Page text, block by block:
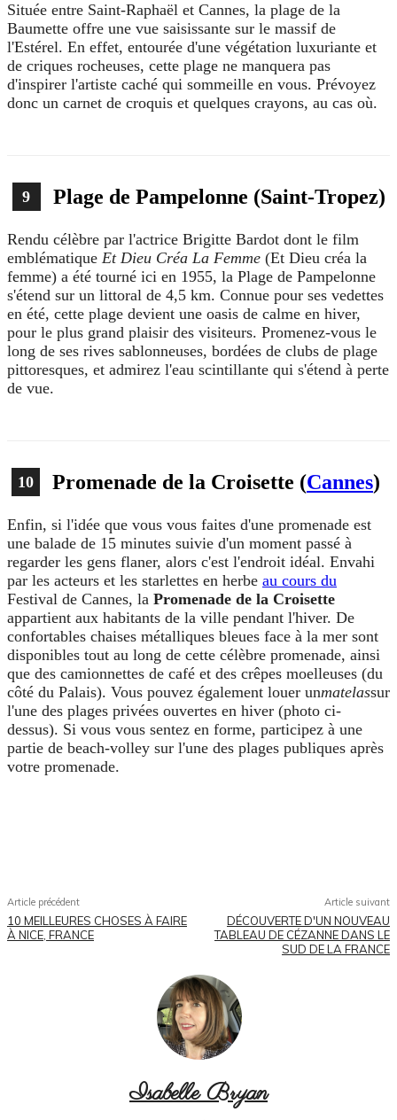
Située entre Saint-Raphaël et Cannes, la plage de la
Baumette offre une vue saisissante sur le massif de
l'Estérel. En effet, entourée d'une végétation luxuriante et
de criques rocheuses, cette plage ne manquera pas
d'inspirer l'artiste caché qui sommeille en vous. Prévoyez
donc un carnet de croquis et quelques crayons, au cas où.
9 Plage de Pampelonne (Saint-Tropez)
Rendu célèbre par l'actrice Brigitte Bardot dont le film
emblématique Et Dieu Créa La Femme (Et Dieu créa la
femme) a été tourné ici en 1955, la Plage de Pampelonne
s'étend sur un littoral de 4,5 km. Connue pour ses vedettes
en été, cette plage devient une oasis de calme en hiver,
pour le plus grand plaisir des visiteurs. Promenez-vous le
long de ses rives sablonneuses, bordées de clubs de plage
pittoresques, et admirez l'eau scintillante qui s'étend à perte
de vue.
10 Promenade de la Croisette (Cannes)
Enfin, si l'idée que vous vous faites d'une promenade est
une balade de 15 minutes suivie d'un moment passé à
regarder les gens flaner, alors c'est l'endroit idéal. Envahi
par les acteurs et les starlettes en herbe au cours du
Festival de Cannes, la Promenade de la Croisette
appartient aux habitants de la ville pendant l'hiver. De
confortables chaises métalliques bleues face à la mer sont
disponibles tout au long de cette célèbre promenade, ainsi
que des camionnettes de café et des crêpes moelleuses (du
côté du Palais). Vous pouvez également louer unmatelassur
l'une des plages privées ouvertes en hiver (photo ci-
dessus). Si vous vous sentez en forme, participez à une
partie de beach-volley sur l'une des plages publiques après
votre promenade.
Article précédent
10 MEILLEURES CHOSES À FAIRE
À NICE, FRANCE
Article suivant
DÉCOUVERTE D'UN NOUVEAU
TABLEAU DE CÉZANNE DANS LE
SUD DE LA FRANCE
Isabelle Bryan